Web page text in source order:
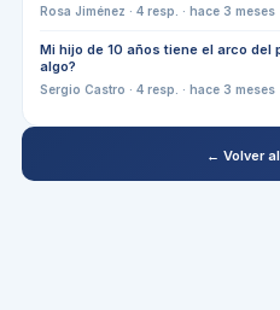
Rosa Jiménez · 4resp. · hace 3 meses
Mi hijo de 10 años tiene el arco
algo?
Sergio Castro · 4resp. · hace 3 meses
← Volver